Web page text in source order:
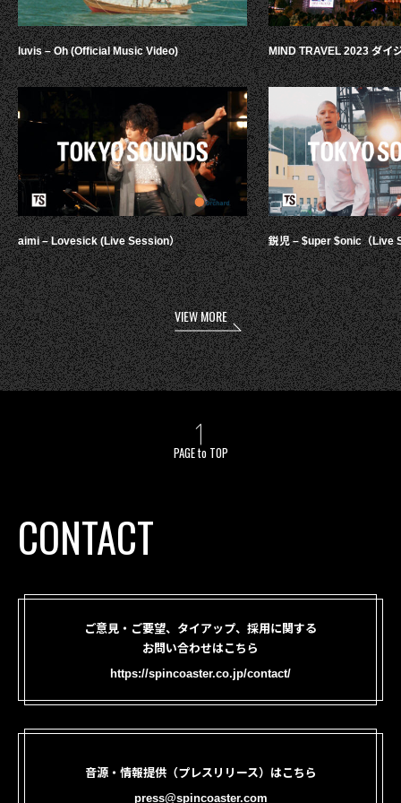
luvis – Oh (Official Music Video)
aimi – Lovesick (Live Session）
MIND TRAVEL 2023 ダイ
鋭児 – $uper $onic（Live
VIEW MORE
PAGE to TOP
CONTACT
ご意見・ご要望、タイアップ、採用に関する
お問い合わせはこちら
https://spincoaster.co.jp/contact/
音源・情報提供（プレスリリース）はこちら
press@spincoaster.com